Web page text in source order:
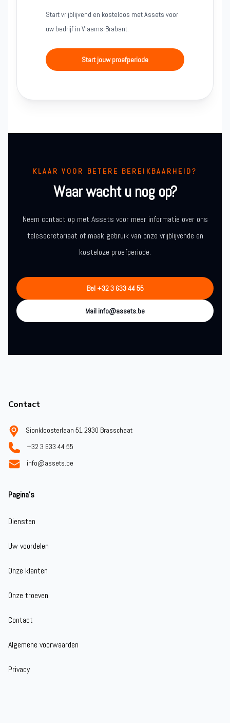
Start vrijblijvend en kosteloos met Assets voor
uw bedrijf in Vlaams-Brabant.
Start jouw proefperiode
KLAAR VOOR BETERE BEREIKBAARHEID?
Waar wacht u nog op?
Neem contact op met Assets voor meer informatie over ons
telesecretariaat of maak gebruik van onze vrijblijvende en
kosteloze proefperiode.
Bel +32 3 633 44 55
Mail info@assets.be
Contact
Sionkloosterlaan 51 2930 Brasschaat
+32 3 633 44 55
info@assets.be
Pagina's
Diensten
Uw voordelen
Onze klanten
Onze troeven
Contact
Algemene voorwaarden
Privacy